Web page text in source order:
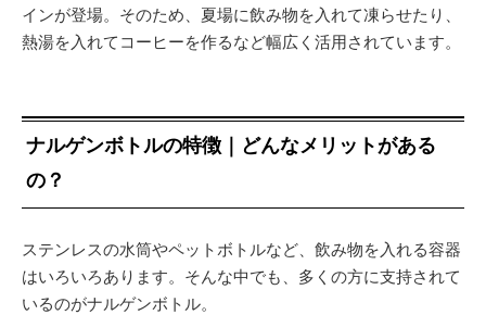
インが登場。そのため、夏場に飲み物を入れて凍らせたり、
熱湯を入れてコーヒーを作るなど幅広く活用されています。
ナルゲンボトルの特徴｜どんなメリットがある
の？
ステンレスの水筒やペットボトルなど、飲み物を入れる容器
はいろいろあります。そんな中でも、多くの方に支持されて
いるのがナルゲンボトル。